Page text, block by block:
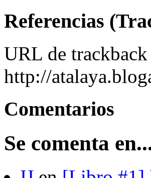
Referencias
URL de
http://
Comentarios
Se comenta